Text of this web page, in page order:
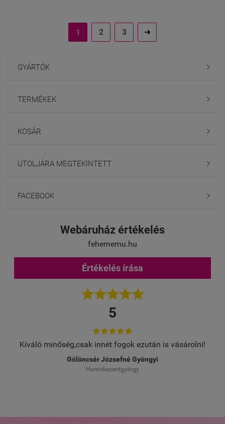
1 2 3 
GYÁRTÓK 
TERMÉKEK 
KOSÁR 
UTOLJÁRA MEGTEKINTETT 
FACEBOOK 
Webáruház értékelés
fehernemu.hu
Értékelés írása

5

Kiváló minőség,csak innét fogok ezután is vásárolni!
Gölöncsér Józsefné Gyöngyi
Homokszentgyörgy